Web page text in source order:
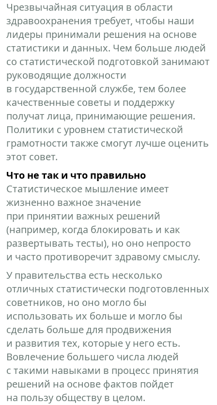
Чрезвычайная ситуация в области
здравоохранения требует, чтобы наши
лидеры принимали решения на основе
статистики и данных. Чем больше людей
со статистической подготовкой занимают
руководящие должности
в государственной службе, тем более
качественные советы и поддержку
получат лица, принимающие решения.
Политики с уровнем статистической
грамотности также смогут лучше оценить
этот совет.
Что не так и что правильно
Статистическое мышление имеет
жизненно важное значение
при принятии важных решений
(например, когда блокировать и как
развертывать тесты), но оно непросто
и часто противоречит здравому смыслу.
У правительства есть несколько
отличных статистически подготовленных
советников, но оно могло бы
использовать их больше и могло бы
сделать больше для продвижения
и развития тех, которые у него есть.
Вовлечение большего числа людей
с такими навыками в процесс принятия
решений на основе фактов пойдет
на пользу обществу в целом.